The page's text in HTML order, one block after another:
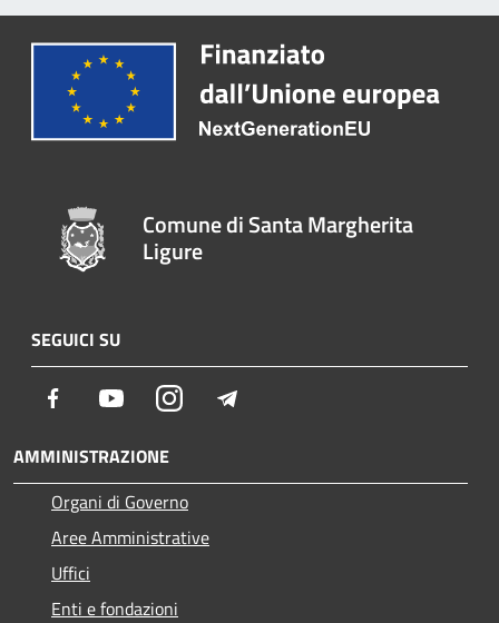
Comune di Santa Margherita
Ligure
SEGUICI SU
Facebook YoutubeInstagram
AMMINISTRAZIONE
Organi di Governo
Aree Amministrative
Uffici
Enti e fondazioni